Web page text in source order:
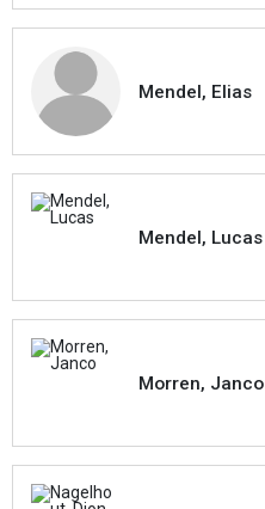
Mendel, Elias
Mendel, Lucas
Morren, Janco